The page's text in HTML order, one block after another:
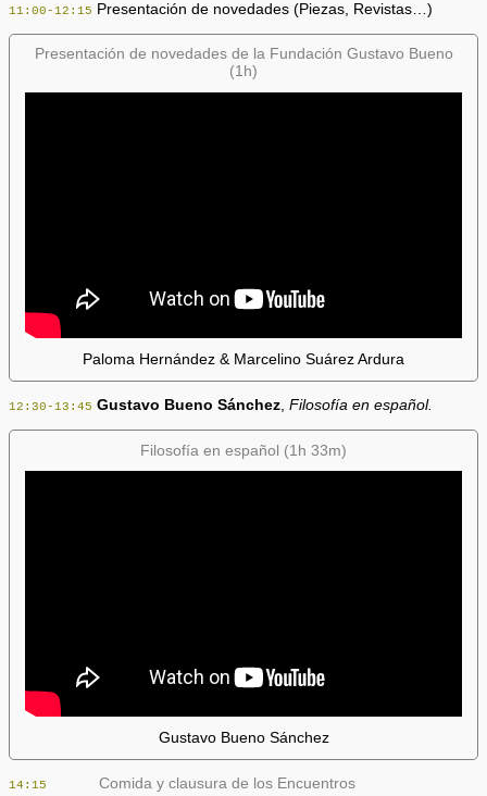
11:00-12:15 Presentación de novedades (Piezas, Revistas…)
Presentación de novedades de la Fundación Gustavo Bueno
(1h)
Paloma Hernández & Marcelino Suárez Ardura
12:30-13:45 Gustavo Bueno Sánchez,Filosofía en español.
Filosofía en español (1h 33m)
Gustavo Bueno Sánchez
14:15 Comida y clausura de los Encuentros